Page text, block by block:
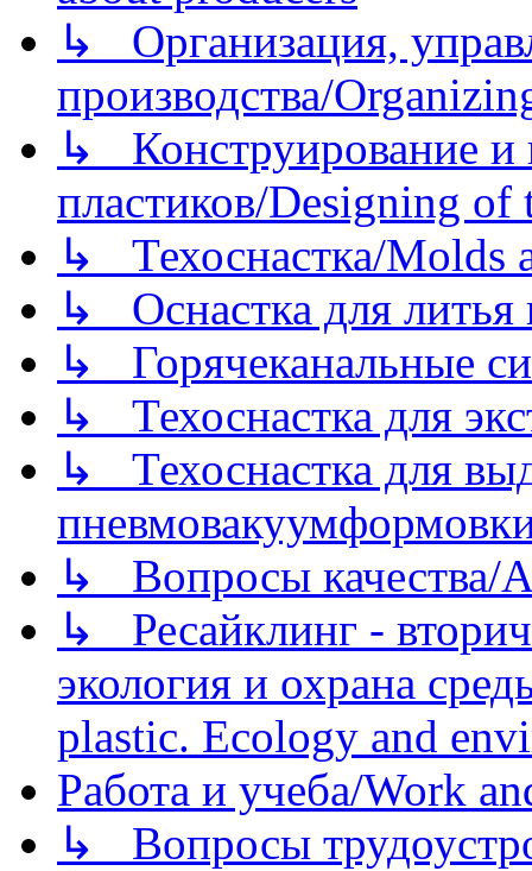
↳ Организация,
производства/
↳ Конструирование и
пластиков/Designing of
↳ Техоснастка/Molds
↳ Оснастка для литья
↳ Горячеканальные
↳ Техоснастка для
↳ Техоснастка для
↳ Вопросы качества/
↳ Ресайклинг -
экология и охрана
plastic. Ecology and
Работа и учеба/Work
↳ Вопросы